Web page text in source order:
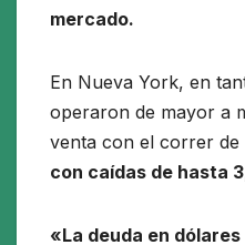
mercado.
En Nueva York, en
operaron de mayor a
venta con el correr de
con caídas de hasta
«La deuda en